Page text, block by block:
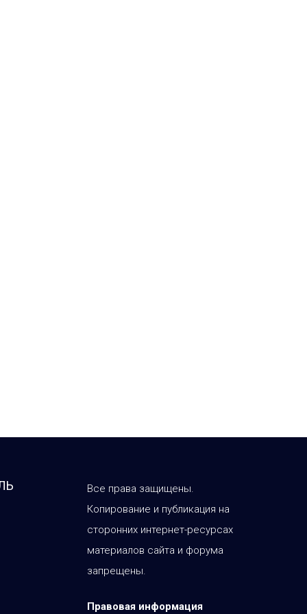
Все права защищены.
Копирование и публикация на
сторонних интернет-ресурсах
материалов сайта и форума
запрещены.
Правовая информация